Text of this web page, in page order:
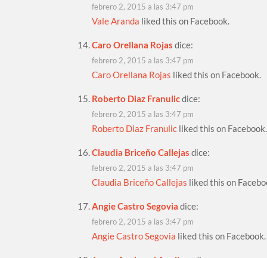
febrero 2, 2015 a las 3:47 pm
Vale Aranda liked this on Facebook.
Caro Orellana Rojas dice:
febrero 2, 2015 a las 3:47 pm
Caro Orellana Rojas liked this on Facebook.
Roberto Diaz Franulicdice:
febrero 2, 2015 a las 3:47 pm
Roberto Diaz Franulic liked this on Facebook.
Claudia Briceño Callejas dice:
febrero 2, 2015 a las 3:47 pm
Claudia Briceño Callejas liked this on
Angie Castro Segovia dice:
febrero 2, 2015 a las 3:47 pm
Angie Castro Segovia liked this on Facebook.